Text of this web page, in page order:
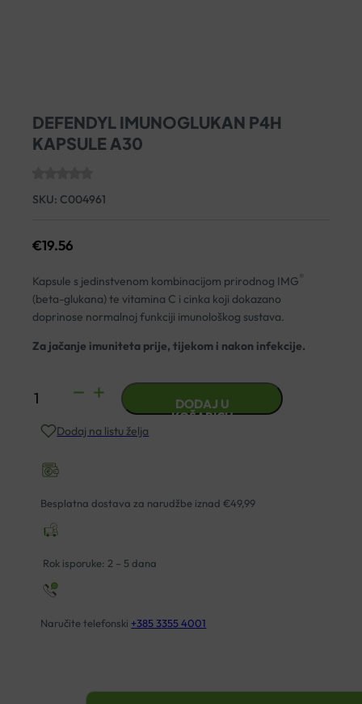
DEFENDYL IMUNOGLUKAN P4H
KAPSULE A30
SKU: C004961
€19.56
Kapsule s jedinstvenom kombinacijom prirodnog IMG ®
(beta-glukana) te vitamina C i cinka koji dokazano
doprinose normalnoj funkciji imunološkog sustava.
Za jačanje imuniteta prije, tijekom i nakon infekcije.
DEFENDYL
P4H
A30
količina
DODAJ U
KOŠARICU
Dodaj na listu želja
Besplatna dostava za narudžbe iznad €49,99
Rok isporuke: 2 – 5 dana
Naručite telefonski +385 3355 4001